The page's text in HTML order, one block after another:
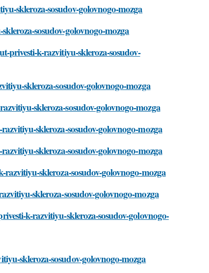
skleroza-sosudov-golovnogo-mozga
sosudov-golovnogo-mozga
privesti-k-razvitiyu-skleroza-sosudov-
skleroza-sosudov-golovnogo-mozga
skleroza-sosudov-golovnogo-mozga
skleroza-sosudov-golovnogo-mozga
skleroza-sosudov-golovnogo-mozga
skleroza-sosudov-golovnogo-mozga
skleroza-sosudov-golovnogo-mozga
k-razvitiyu-skleroza-sosudov-golovnogo-
skleroza-sosudov-golovnogo-mozga